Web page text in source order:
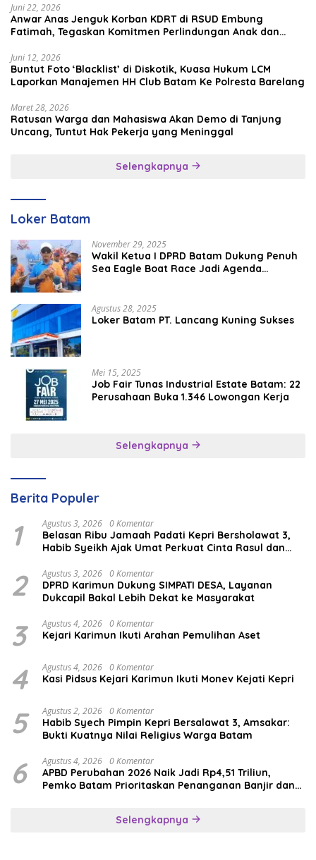
Juni 22, 2026
Anwar Anas Jenguk Korban KDRT di RSUD Embung
Fatimah, Tegaskan Komitmen Perlindungan Anak dan
Juni 12, 2026
Buntut Foto ‘Blacklist’ di Diskotik, Kuasa Hukum LCM
Laporkan Manajemen HH Club Batam Ke Polresta Barelang
Maret 28, 2026
Ratusan Warga dan Mahasiswa Akan Demo di Tanjung
Uncang, Tuntut Hak Pekerja yang Meninggal
Selengkapnya
Loker Batam
November 29, 2025
Wakil Ketua I DPRD Batam Dukung Penuh
Sea Eagle Boat Race Jadi Agenda
Agustus 28, 2025
Loker Batam PT. Lancang Kuning Sukses
Mei 15, 2025
Job Fair Tunas Industrial Estate Batam: 22
Perusahaan Buka 1.346 Lowongan Kerja
Selengkapnya
Berita Populer
1 Agustus 3, 2026 0 Komentar
Belasan Ribu Jamaah Padati Kepri Bersholawat 3,
Habib Syeikh Ajak Umat Perkuat Cinta Rasul dan
2 Agustus 3, 2026 0 Komentar
DPRD Karimun Dukung SIMPATI DESA, Layanan
Dukcapil Bakal Lebih Dekat ke Masyarakat
3 Agustus 4, 2026 0 Komentar
Kejari Karimun Ikuti Arahan Pemulihan Aset
4 Agustus 4, 2026 0 Komentar
Kasi Pidsus Kejari Karimun Ikuti Monev Kejati Kepri
5 Agustus 2, 2026 0 Komentar
Habib Syech Pimpin Kepri Bersalawat 3, Amsakar:
Bukti Kuatnya Nilai Religius Warga Batam
6 Agustus 4, 2026 0 Komentar
APBD Perubahan 2026 Naik Jadi Rp4,51 Triliun,
Pemko Batam Prioritaskan Penanganan Banjir dan
Selengkapnya